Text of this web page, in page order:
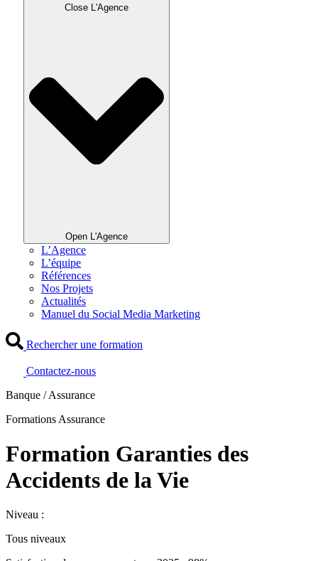
Close L'Agence
Open L'Agence
L’Agence
L’équipe
Références
Nos Projets
Actualités
Manuel du Social Media Marketing
Rechercher une formation
Contactez-nous
Banque / Assurance
Formations Assurance
Formation Garanties des
Accidents de la Vie
Niveau :
Tous niveaux